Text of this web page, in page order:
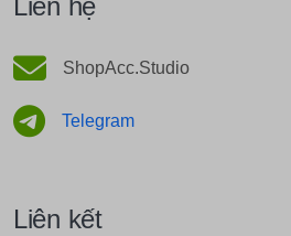
Liên hệ
ShopAcc.Studio
Telegram
Liên kết